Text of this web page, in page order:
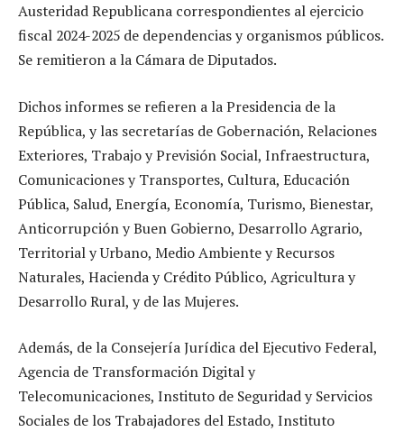
Austeridad Republicana correspondientes al ejercicio
fiscal 2024-2025 de dependencias y organismos públicos.
Se remitieron a la Cámara de Diputados.
Dichos informes se refieren a la Presidencia de la
República, y las secretarías de Gobernación, Relaciones
Exteriores, Trabajo y Previsión Social, Infraestructura,
Comunicaciones y Transportes, Cultura, Educación
Pública, Salud, Energía, Economía, Turismo, Bienestar,
Anticorrupción y Buen Gobierno, Desarrollo Agrario,
Territorial y Urbano, Medio Ambiente y Recursos
Naturales, Hacienda y Crédito Público, Agricultura y
Desarrollo Rural, y de las Mujeres.
Además, de la Consejería Jurídica del Ejecutivo Federal,
Agencia de Transformación Digital y
Telecomunicaciones, Instituto de Seguridad y Servicios
Sociales de los Trabajadores del Estado, Instituto